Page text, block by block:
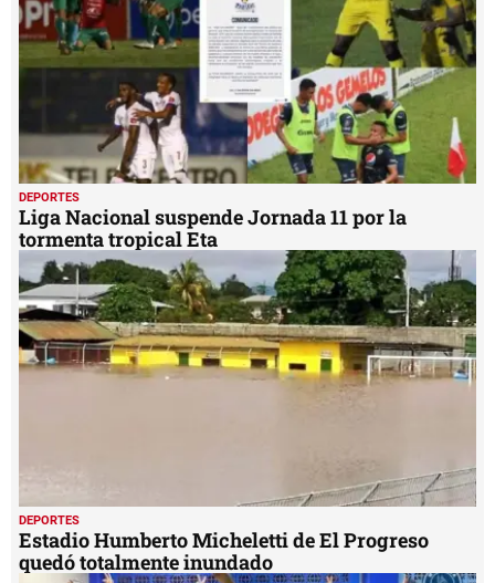
DEPORTES
Liga Nacional suspende Jornada 11 por la
tormenta tropical Eta
DEPORTES
Estadio Humberto Micheletti de El Progreso
quedó totalmente inundado